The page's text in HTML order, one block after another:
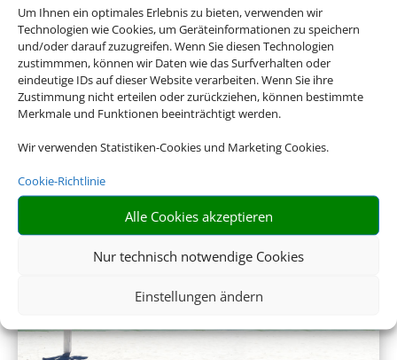
Um Ihnen ein optimales Erlebnis zu bieten, verwenden wir
Technologien wie Cookies, um Geräteinformationen zu speichern
und/oder darauf zuzugreifen. Wenn Sie diesen Technologien
zustimmmen, können wir Daten wie das Surfverhalten oder
eindeutige IDs auf dieser Website verarbeiten. Wenn Sie ihre
Zustimmung nicht erteilen oder zurückziehen, können bestimmte
Merkmale und Funktionen beeinträchtigt werden.
Wir verwenden Statistiken-Cookies und Marketing Cookies.
Cookie-Richtlinie
Alle Cookies akzeptieren
Nur technisch notwendige Cookies
Einstellungen ändern
Sinnvolle Extras, die oft dazu gebucht werden.
Mietwagen